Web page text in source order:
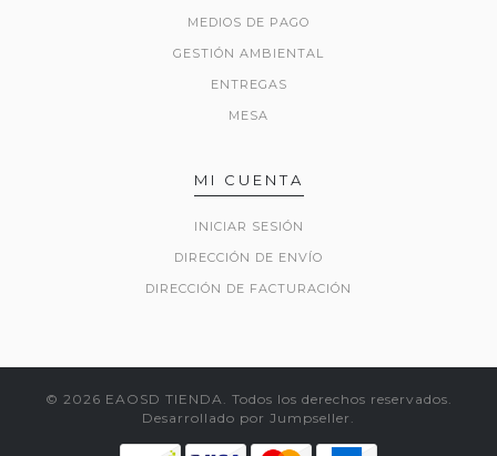
MEDIOS DE PAGO
GESTIÓN AMBIENTAL
ENTREGAS
MESA
MI CUENTA
INICIAR SESIÓN
DIRECCIÓN DE ENVÍO
DIRECCIÓN DE FACTURACIÓN
© 2026 EAOSD TIENDA. Todos los derechos reservados.
Desarrollado por Jumpseller .